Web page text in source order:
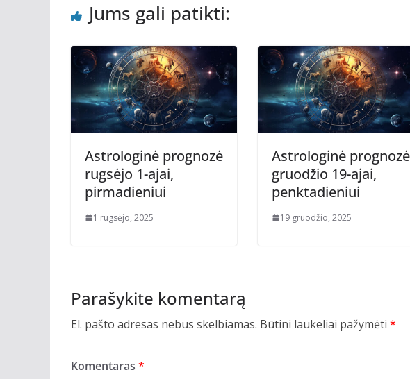
Jums gali patikti:
Astrologinė prognozė
rugsėjo 1-ajai,
pirmadieniui
1 rugsėjo, 2025
Astrologinė prognozė
gruodžio 19-ajai,
penktadieniui
19 gruodžio, 2025
Parašykite komentarą
El. pašto adresas nebus skelbiamas. Būtini laukeliai pažymėti *
Komentaras *